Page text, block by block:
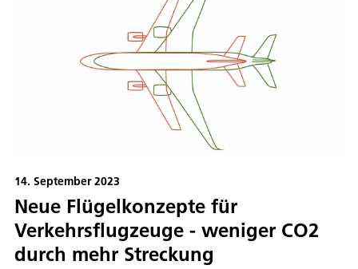
14. September 2023
Neue Flügelkonzepte für
Verkehrsflugzeuge - weniger CO2
durch mehr Streckung